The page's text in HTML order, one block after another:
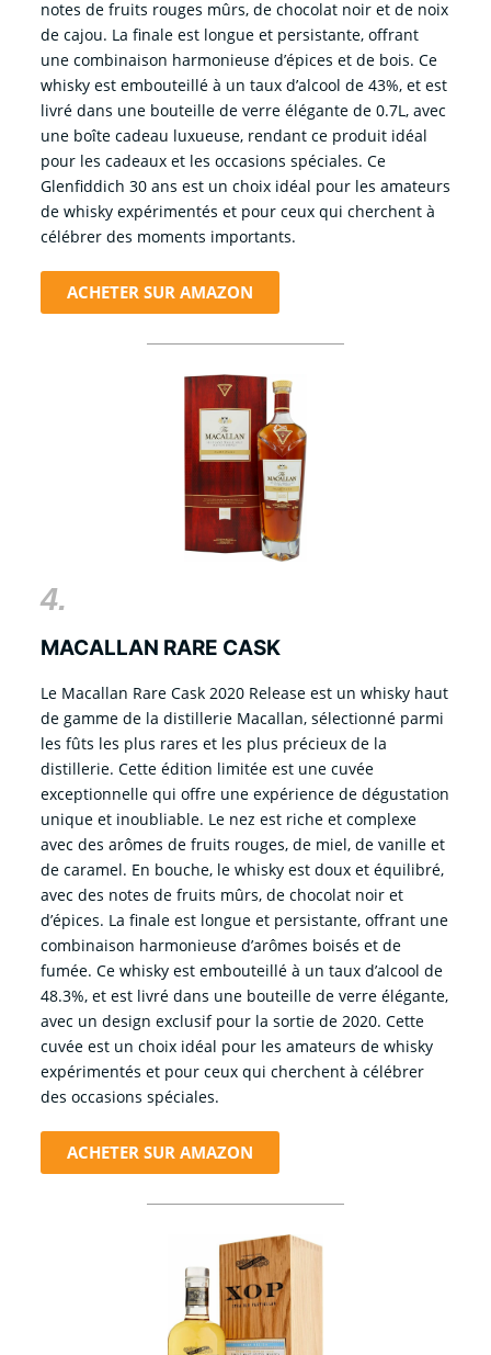
notes de fruits rouges mûrs, de chocolat noir et de noix
de cajou. La finale est longue et persistante, offrant
une combinaison harmonieuse d’épices et de bois. Ce
whisky est embouteillé à un taux d’alcool de 43%, et est
livré dans une bouteille de verre élégante de 0.7L, avec
une boîte cadeau luxueuse, rendant ce produit idéal
pour les cadeaux et les occasions spéciales. Ce
Glenfiddich 30 ans est un choix idéal pour les amateurs
de whisky expérimentés et pour ceux qui cherchent à
célébrer des moments importants.
ACHETER SUR AMAZON
4.
MACALLAN RARE CASK
Le Macallan Rare Cask 2020 Release est un whisky haut
de gamme de la distillerie Macallan, sélectionné parmi
les fûts les plus rares et les plus précieux de la
distillerie. Cette édition limitée est une cuvée
exceptionnelle qui offre une expérience de dégustation
unique et inoubliable. Le nez est riche et complexe
avec des arômes de fruits rouges, de miel, de vanille et
de caramel. En bouche, le whisky est doux et équilibré,
avec des notes de fruits mûrs, de chocolat noir et
d’épices. La finale est longue et persistante, offrant une
combinaison harmonieuse d’arômes boisés et de
fumée. Ce whisky est embouteillé à un taux d’alcool de
48.3%, et est livré dans une bouteille de verre élégante,
avec un design exclusif pour la sortie de 2020. Cette
cuvée est un choix idéal pour les amateurs de whisky
expérimentés et pour ceux qui cherchent à célébrer
des occasions spéciales.
ACHETER SUR AMAZON